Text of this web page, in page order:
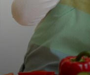
Le site